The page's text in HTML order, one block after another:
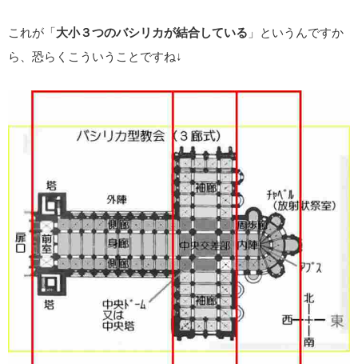
これが「大小３つのバシリカが結合している 」というんですか
ら、恐らくこういうことですね↓